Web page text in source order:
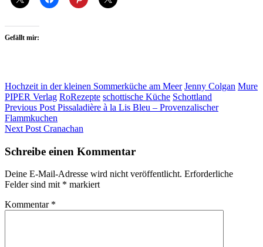
Gefällt mir:
Hochzeit in der kleinen Sommerküche am Meer Jenny Colgan Mure
PIPER Verlag RoRezepte schottische Küche Schottland
Beitragsnavigation
Previous Post Pissaladière à la Lis Bleu – Provenzalischer
Flammkuchen
Next Post Cranachan
Schreibe einen Kommentar
Deine E-Mail-Adresse wird nicht veröffentlicht. Erforderliche
Felder sind mit * markiert
Kommentar *